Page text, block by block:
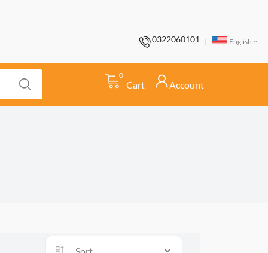
0322060101 English
0
Cart Account